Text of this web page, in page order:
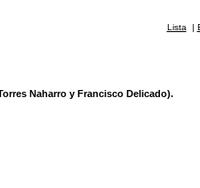
Lista |
Naharro y Francisco Delicado).